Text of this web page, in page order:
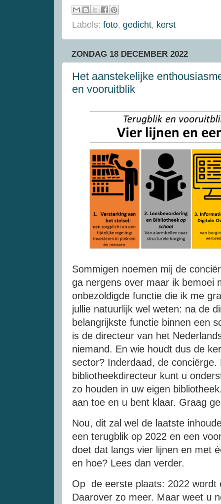
Labels: foto, gedicht, kerst
ZONDAG 18 DECEMBER 2022
Het aanstekelijke
en vooruitblik
Sommigen noemen mij de
ga nergens over maar ik bemoei
onbezoldigde functie die ik me
jullie natuurlijk wel weten: na de
belangrijkste functie binnen een
is de directeur van het
niemand. En wie houdt dus de
sector? Inderdaad, de conciërge.
bibliotheekdirecteur kunt u
zo houden in uw eigen
aan toe en u bent klaar. Graag
Nou, dit zal wel de laatste
een terugblik op 2022 en een
doet dat langs vier lijnen en met
en hoe? Lees dan verder.
Op de eerste plaats: 2022 wordt
Daarover zo meer. Maar weet u